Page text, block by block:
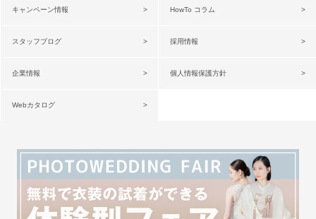
キャンペーン情報 HowTo コラム
スタッフブログ 採用情報
企業情報 個人情報保護方針
Webカタログ